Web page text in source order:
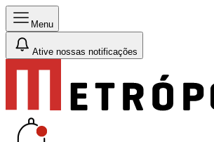
Menu
Ative nossas notificações